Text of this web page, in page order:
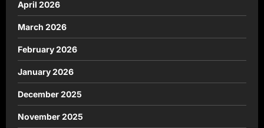
April 2026
March 2026
February 2026
January 2026
December 2025
November 2025